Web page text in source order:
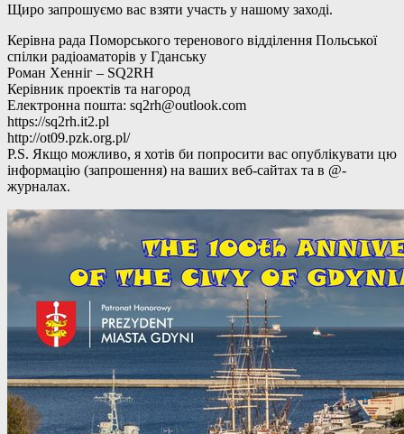
Щиро запрошуємо вас взяти участь у нашому заході.
Керівна рада Поморського теренового відділення Польської
спілки радіоаматорів у Гданську
Роман Хенніг – SQ2RH
Керівник проектів та нагород
Електронна пошта: sq2rh@outlook.com
https://sq2rh.it2.pl
http://ot09.pzk.org.pl/
P.S. Якщо можливо, я хотів би попросити вас опублікувати цю
інформацію (запрошення) на ваших веб-сайтах та в @-
журналах.